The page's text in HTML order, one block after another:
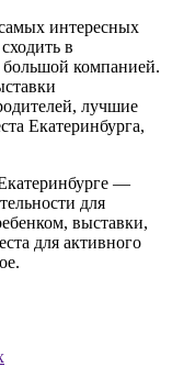
интересных
в
большой компанией.
лучшие
Екатеринбурга,
—
для
выставки,
для активного